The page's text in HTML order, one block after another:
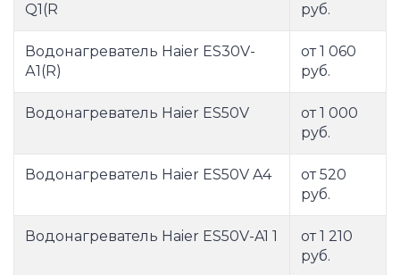
Q1(R
руб.
Водонагреватель Haier ES30V-
А1(R)
от 1 060
руб.
Водонагреватель Haier ES50V
от 1 000
руб.
Водонагреватель Haier ES50V A4
от 520
руб.
Водонагреватель Haier ES50V-A1 1
от 1 210
руб.